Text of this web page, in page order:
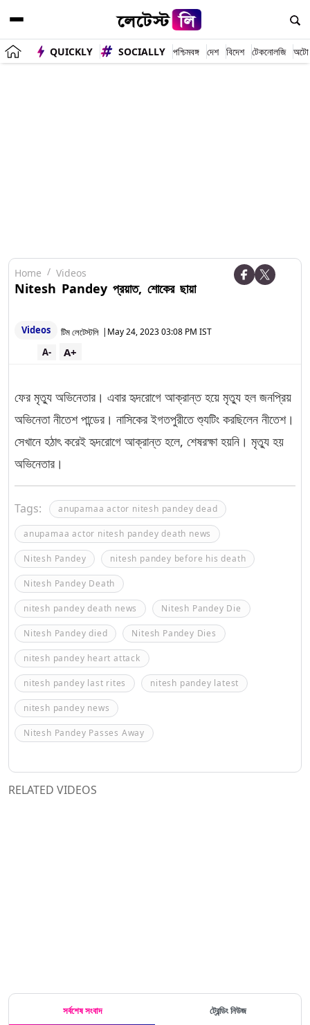
QUICKLY SOCIALLY পশ্চিমবঙ্গ দেশ বিদেশ টেকনোলজি অটো
Home Videos
Nitesh Pandey প্রয়াত, শোকের ছায়া
Videos টিম লেটেস্টলি | May 24, 2023 03:08 PM IST
A+
A-
ফের মৃত্যু অভিনেতার। এবার হৃদরোগে আক্রান্ত হয়ে মৃত্যু হল জনপ্রিয়
অভিনেতা নীতেশ পান্ডের। নাসিকের ইগতপুরীতে শ্যুটিং করছিলেন নীতেশ।
সেখানে হঠাৎ করেই হৃদরোগে আক্রান্ত হলে, শেষরক্ষা হয়নি। মৃত্যু হয়
অভিনেতার।
Tags: anupamaa actor nitesh pandey dead
anupamaa actor nitesh pandey death news
Nitesh Pandey nitesh pandey before his death
Nitesh Pandey Death
nitesh pandey death news Nitesh Pandey Die
Nitesh Pandey died Nitesh Pandey Dies
nitesh pandey heart attack
nitesh pandey last rites nitesh pandey latest
nitesh pandey news
Nitesh Pandey Passes Away
RELATED VIDEOS
সর্বশেষ সংবাদ ট্রেন্ডিং নিউজ